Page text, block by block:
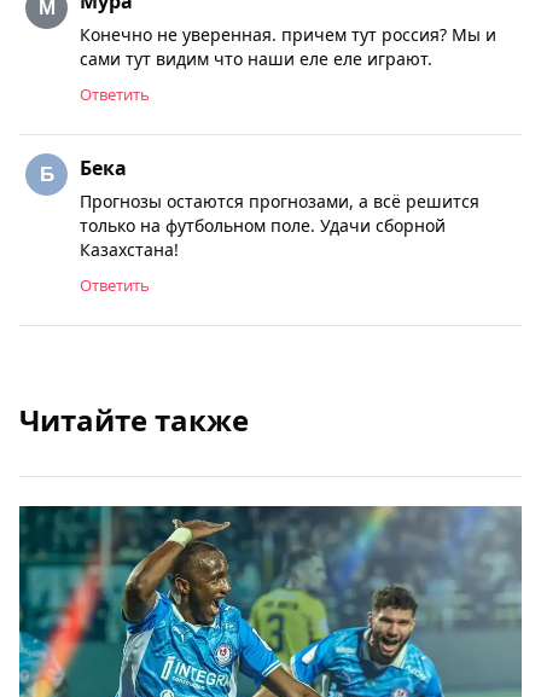
Конечно не уверенная. причем тут россия? Мы и
сами тут видим что наши еле еле играют.
Ответить
Бека
Прогнозы остаются прогнозами, а всё решится
только на футбольном поле. Удачи сборной
Казахстана!
Ответить
Читайте также